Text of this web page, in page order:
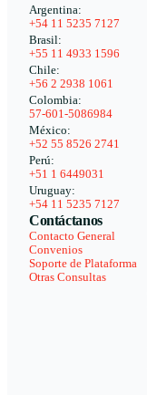
Argentina:
+54 11 5235 7127
Brasil:
+55 11 4933 1596
Chile:
+56 2 2938 1061
Colombia:
57-601-5086984
México:
+52 55 8526 2741
Perú:
+51 1 6449031
Uruguay:
+54 11 5235 7127
Contáctanos
Contacto General
Convenios
Soporte de Plataforma
Otras Consultas